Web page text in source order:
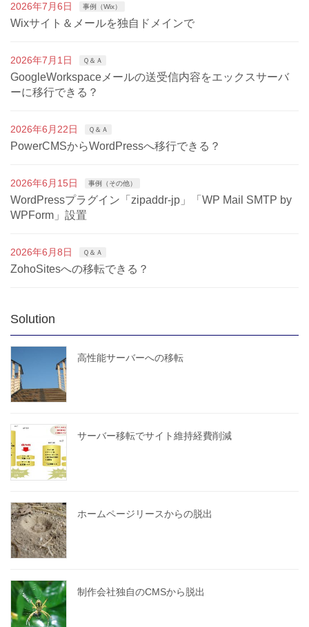
2026年7月6日 事例（Wix）
Wixサイト＆メールを独自ドメインで
2026年7月1日 Ｑ＆Ａ
GoogleWorkspaceメールの送受信内容をエックスサーバ
ーに移行できる？
2026年6月22日 Ｑ＆Ａ
PowerCMSからWordPressへ移行できる？
2026年6月15日 事例（その他）
WordPressプラグイン「zipaddr-jp」「WP Mail SMTP by
WPForm」設置
2026年6月8日 Ｑ＆Ａ
ZohoSitesへの移転できる？
Solution
高性能サーバーへの移転
サーバー移転でサイト維持経費削減
ホームページリースからの脱出
制作会社独自のCMSから脱出